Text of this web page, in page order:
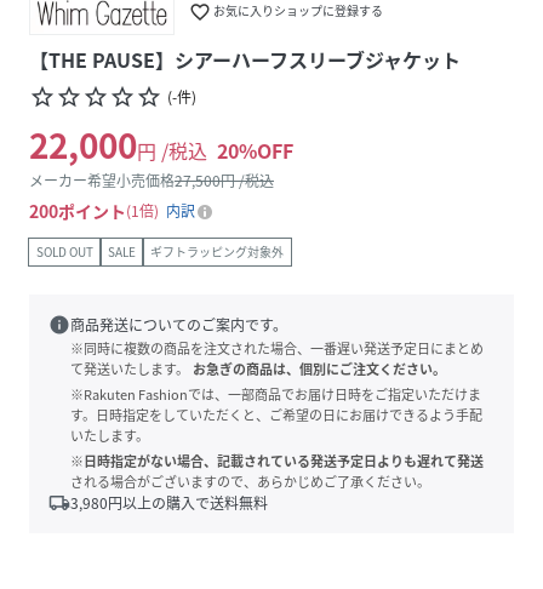
favorite_border お気に入りショップに登録する
【THE PAUSE】シアーハーフスリーブジャケット
star_borderstar_borderstar_borderstar_borderstar_border (-件)
22,000円 /税込 20%OFF
メーカー希望小売価格27,500円 /税込
200ポイント 1倍 内訳
SOLD OUT SALE ギフトラッピング対象外
info商品発送についてのご案内です。
※同時に複数の商品を注文された場合、一番遅い発送予定日にまとめ
て発送いたします。
お急ぎの商品は、個別にご注文ください。
※Rakuten Fashionでは、一部商品でお届け日時をご指定いただけま
す。日時指定をしていただくと、ご希望の日にお届けできるよう手配
いたします。
※日時指定がない場合、記載されている発送予定日よりも遅れて発送
される場合がございますので、あらかじめご了承ください。
local_shipping3,980円以上の購入で送料無料